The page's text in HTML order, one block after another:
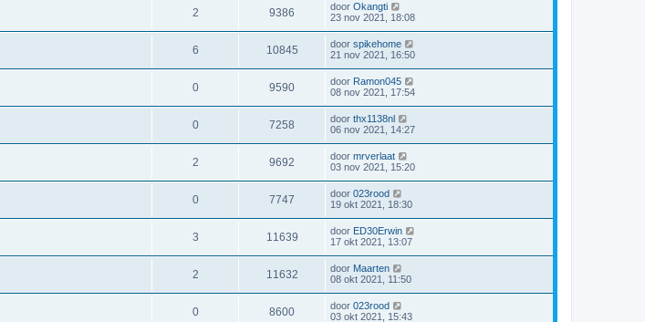
2 9386 door Okangti
23 nov 2021, 18:08
6 10845 door spikehome
21 nov 2021, 16:50
0 9590 door Ramon045
08 nov 2021, 17:54
0 7258 door thx1138nl
06 nov 2021, 14:27
2 9692 door mrverlaat
03 nov 2021, 15:20
0 7747 door 023rood
19 okt 2021, 18:30
3 11639 door ED30Erwin
17 okt 2021, 13:07
2 11632 door Maarten
08 okt 2021, 11:50
0 8600 door 023rood
03 okt 2021, 15:43